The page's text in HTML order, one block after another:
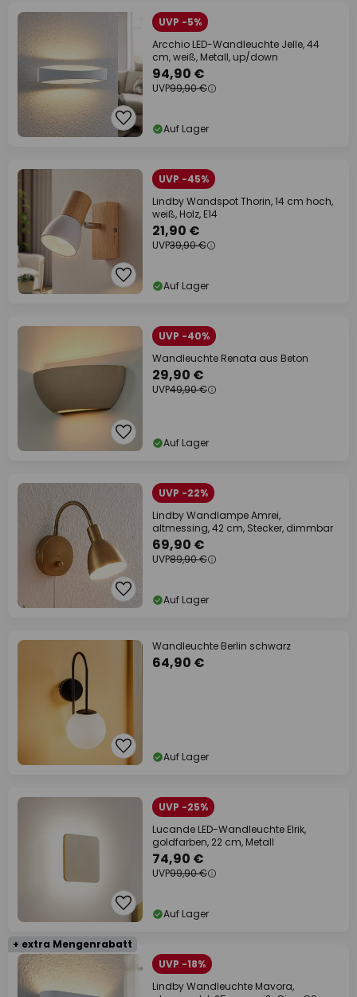
UVP -5%
Arcchio LED-Wandleuchte Jelle, 44
cm, weiß, Metall, up/down
94,90 €
UVP99,90 €
Auf Lager
UVP -45%
Lindby Wandspot Thorin, 14 cm hoch,
weiß, Holz, E14
21,90 €
UVP39,90 €
Auf Lager
UVP -40%
Wandleuchte Renata aus Beton
29,90 €
UVP49,90 €
Auf Lager
UVP -22%
Lindby Wandlampe Amrei,
altmessing, 42 cm, Stecker, dimmbar
69,90 €
UVP89,90 €
Auf Lager
Wandleuchte Berlin schwarz
64,90 €
Auf Lager
UVP -25%
Lucande LED-Wandleuchte Elrik,
goldfarben, 22 cm, Metall
74,90 €
UVP99,90 €
Auf Lager
+ extra Mengenrabatt
UVP -18%
Lindby Wandleuchte Mavora,